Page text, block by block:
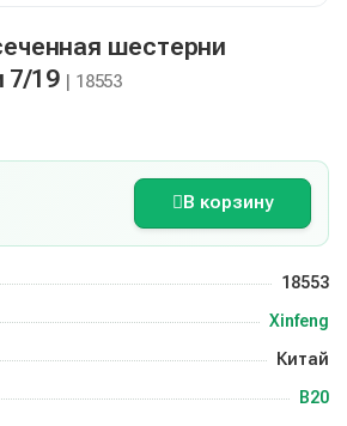
шестерни
7/19 | 18553
В корзину
18553
Xinfeng
Китай
B20